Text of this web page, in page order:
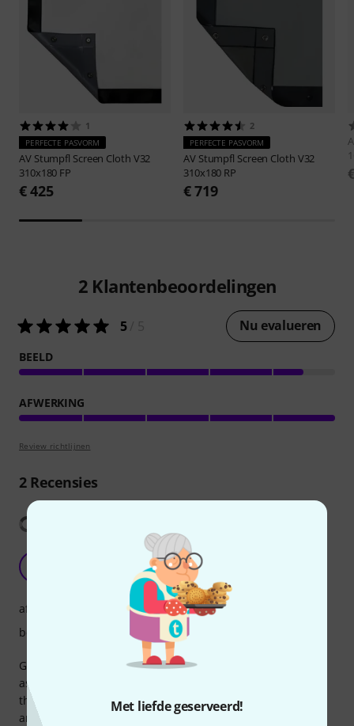
Met liefde geserveerd!
1
PERFECTE PASVORM
AV Stumpfl Screen Cloth V32
310x180 FP
€ 425
2
PERFECTE PASVORM
AV Stumpfl Screen Cloth V32
310x180 RP
€ 719
2 Klantenbeoordelingen
5/ 5 Nu evalueren
BEELD
AFWERKING
Review richtlijnen
2Recensies
WVP90 30.03.2026
Great screens for rental and inatallation. Very easy to
assemble and use with the supplied legs or hanging with
the stumpfl brackets. The screen surface is very durable
and easy to keep clean.
afwerking
beeld